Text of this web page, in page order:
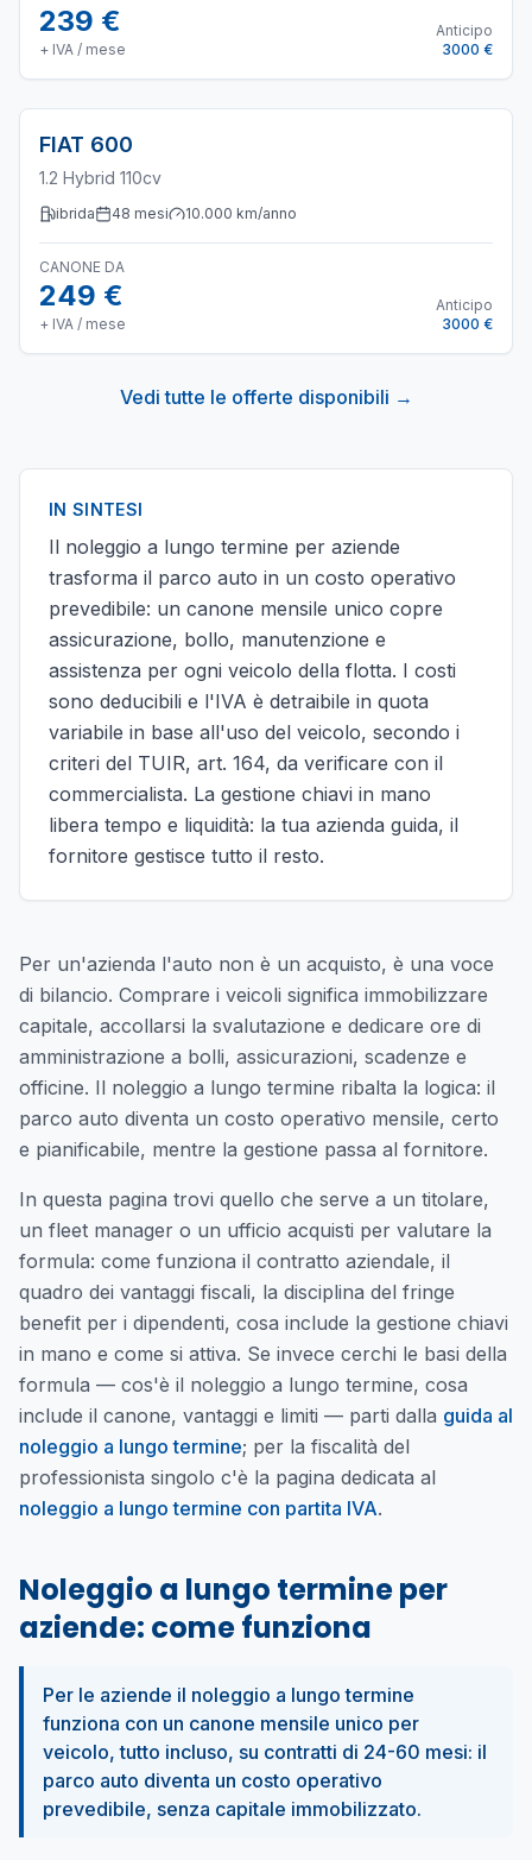
239 €
+ IVA / mese
Anticipo
3000 €
FIAT 600
1.2 Hybrid 110cv
ibrida 48 mesi 10.000 km/anno
CANONE DA
249 €
+ IVA / mese
Anticipo
3000 €
Vedi tutte le offerte disponibili →
IN SINTESI
Il noleggio a lungo termine per aziende
trasforma il parco auto in un costo operativo
prevedibile: un canone mensile unico copre
assicurazione, bollo, manutenzione e
assistenza per ogni veicolo della flotta. I costi
sono deducibili e l'IVA è detraibile in quota
variabile in base all'uso del veicolo, secondo i
criteri del TUIR, art. 164, da verificare con il
commercialista. La gestione chiavi in mano
libera tempo e liquidità: la tua azienda guida, il
fornitore gestisce tutto il resto.
Per un'azienda l'auto non è un acquisto, è una voce
di bilancio. Comprare i veicoli significa immobilizzare
capitale, accollarsi la svalutazione e dedicare ore di
amministrazione a bolli, assicurazioni, scadenze e
officine. Il noleggio a lungo termine ribalta la logica: il
parco auto diventa un costo operativo mensile, certo
e pianificabile, mentre la gestione passa al fornitore.
In questa pagina trovi quello che serve a un titolare,
un fleet manager o un ufficio acquisti per valutare la
formula: come funziona il contratto aziendale, il
quadro dei vantaggi fiscali, la disciplina del fringe
benefit per i dipendenti, cosa include la gestione chiavi
in mano e come si attiva. Se invece cerchi le basi della
formula — cos'è il noleggio a lungo termine, cosa
include il canone, vantaggi e limiti — parti dalla guida al
noleggio a lungo termine; per la fiscalità del
professionista singolo c'è la pagina dedicata al
noleggio a lungo termine con partita IVA.
Noleggio a lungo termine per
aziende: come funziona
Per le aziende il noleggio a lungo termine
funziona con un canone mensile unico per
veicolo, tutto incluso, su contratti di 24-60 mesi: il
parco auto diventa un costo operativo
prevedibile, senza capitale immobilizzato.